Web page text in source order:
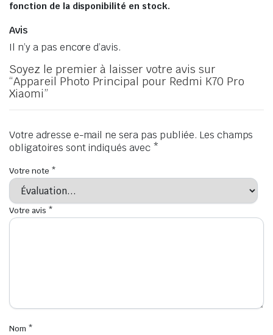
fonction de la disponibilité en stock.
Avis
Il n’y a pas encore d’avis.
Soyez le premier à laisser votre avis sur
“Appareil Photo Principal pour Redmi K70 Pro
Xiaomi”
Votre adresse e-mail ne sera pas publiée. Les champs
obligatoires sont indiqués avec *
Votre note *
Votre avis *
Nom *